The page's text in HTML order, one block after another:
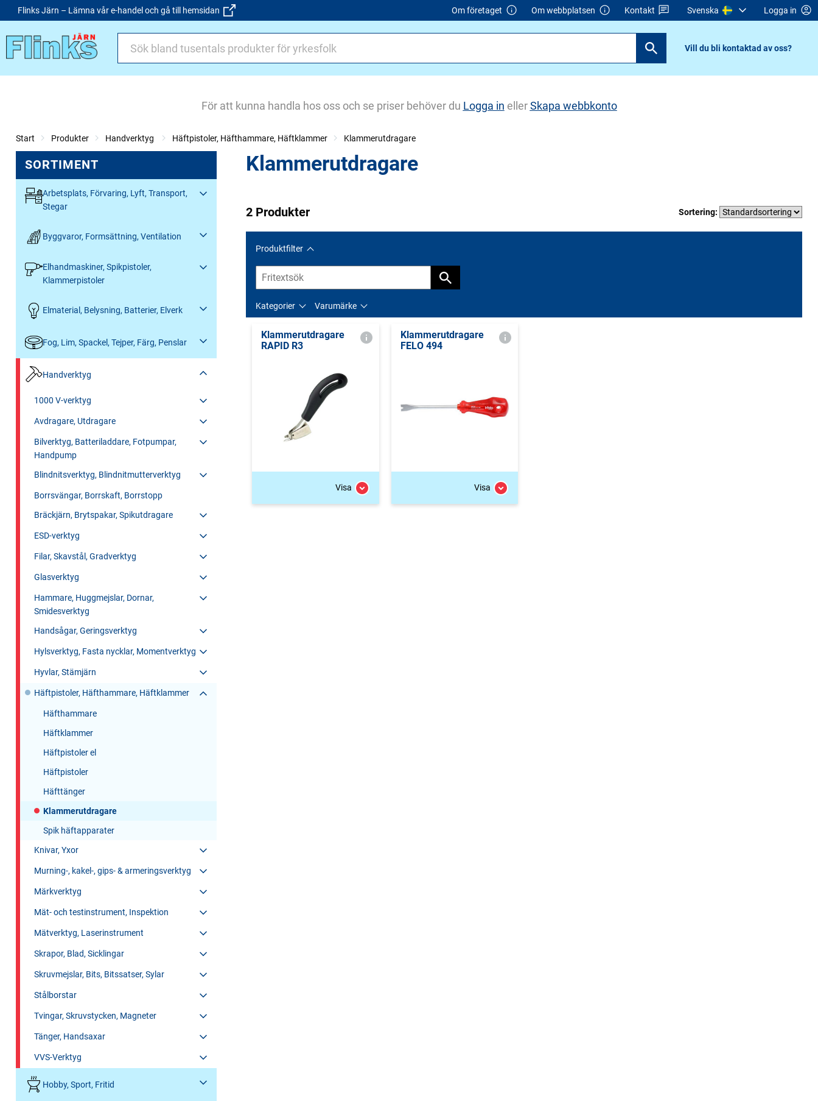
Flinks Järn – Lämna vår e-handel och gå till hemsidan Om företaget Om webbplatsen Kontakt Svenska Logga in
Vill du bli kontaktad av oss?
För att kunna handla hos oss och se priser behöver du Logga in ellerSkapa webbkonto
Start Produkter Handverktyg Häftpistoler, Häfthammare, Häftklammer Klammerutdragare
SORTIMENT
Arbetsplats, Förvaring, Lyft, Transport,
Stegar
Byggvaror, Formsättning, Ventilation
Elhandmaskiner, Spikpistoler,
Klammerpistoler
Elmaterial, Belysning, Batterier, Elverk
Fog, Lim, Spackel, Tejper, Färg, Penslar
Handverktyg
1000 V-verktyg
Avdragare, Utdragare
Bilverktyg, Batteriladdare, Fotpumpar,
Handpump
Blindnitsverktyg, Blindnitmutterverktyg
Borrsvängar, Borrskaft, Borrstopp
Bräckjärn, Brytspakar, Spikutdragare
ESD-verktyg
Filar, Skavstål, Gradverktyg
Glasverktyg
Hammare, Huggmejslar, Dornar,
Smidesverktyg
Handsågar, Geringsverktyg
Hylsverktyg, Fasta nycklar, Momentverktyg
Hyvlar, Stämjärn
Häftpistoler, Häfthammare, Häftklammer
Häfthammare
Häftklammer
Häftpistoler el
Häftpistoler
Häfttänger
Klammerutdragare
Spik häftapparater
Knivar, Yxor
Murning-, kakel-, gips- & armeringsverktyg
Märkverktyg
Mät- och testinstrument, Inspektion
Mätverktyg, Laserinstrument
Skrapor, Blad, Sicklingar
Skruvmejslar, Bits, Bitssatser, Sylar
Stålborstar
Tvingar, Skruvstycken, Magneter
Tänger, Handsaxar
VVS-Verktyg
Hobby, Sport, Fritid
Klammerutdragare
2 Produkter Sortering:
Produktfilter
Kategorier Varumärke
Klammerutdragare
RAPID R3
Visa
Klammerutdragare
FELO 494
Visa